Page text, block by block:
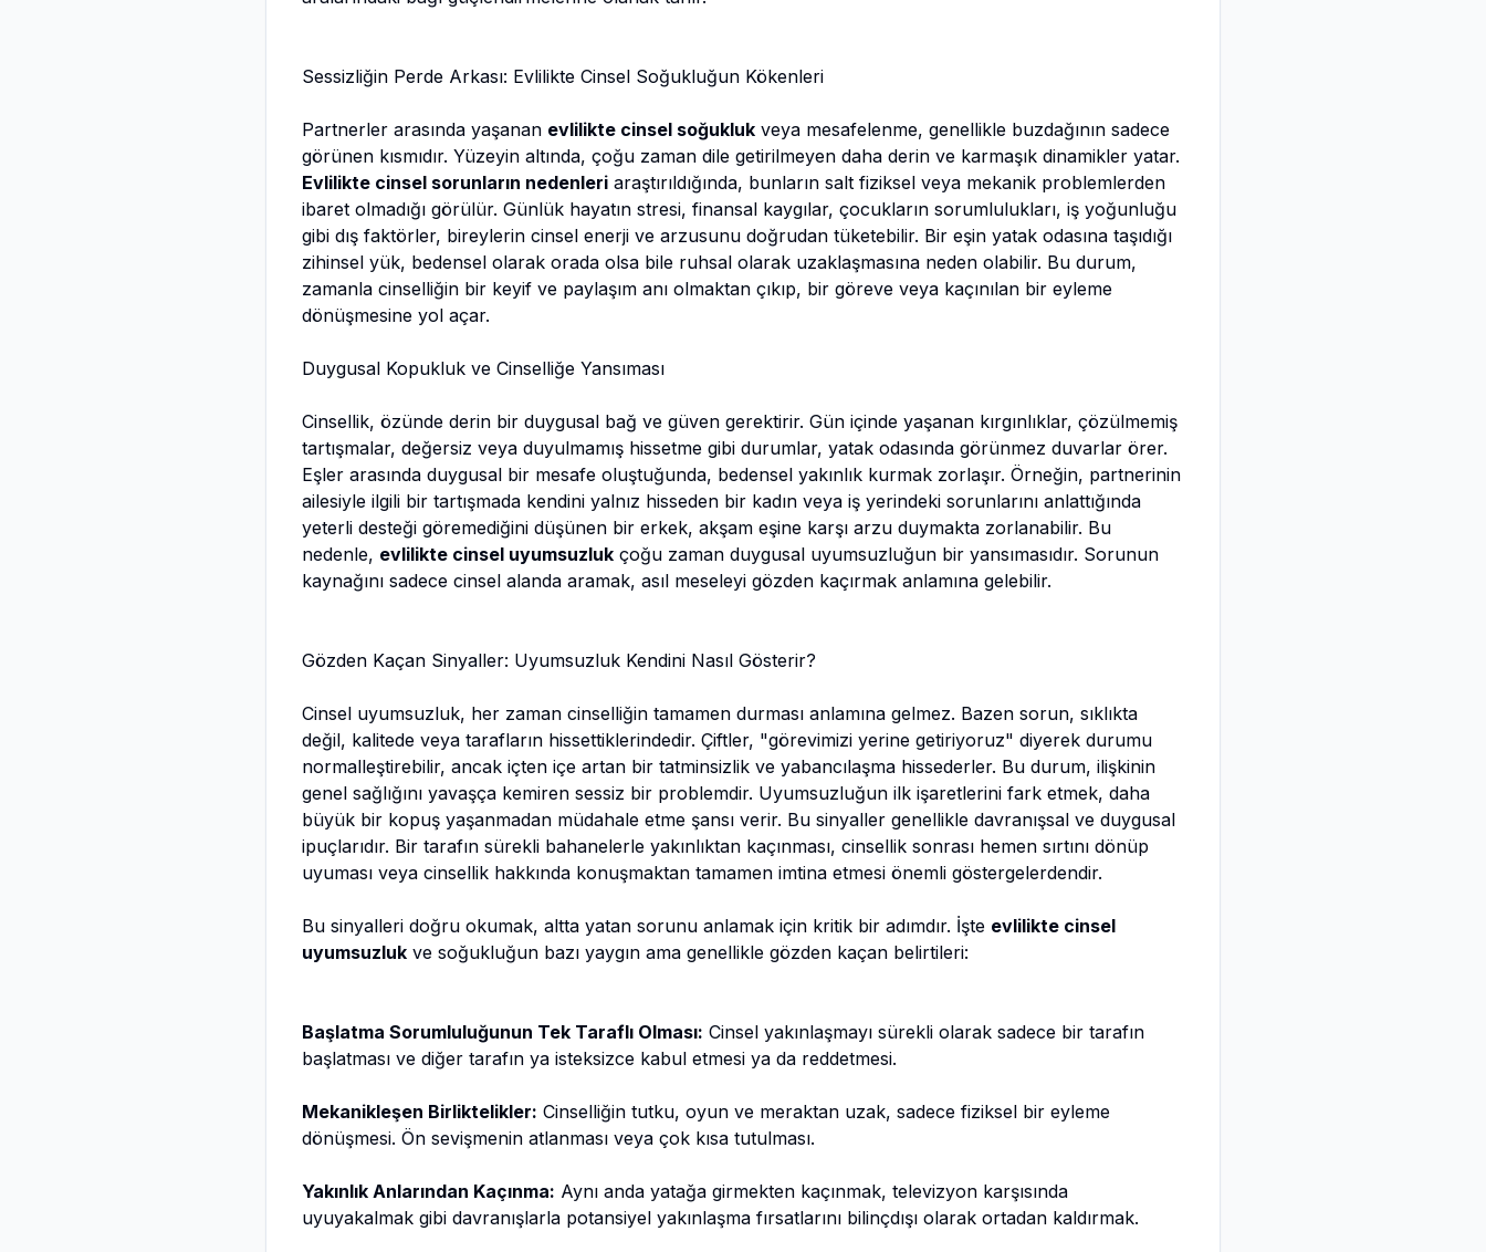
Sessizliğin Perde Arkası: Evlilikte Cinsel Soğukluğun Kökenleri
Partnerler arasında yaşanan evlilikte cinsel soğukluk veya mesafelenme, genellikle buzdağının sadece
görünen kısmıdır. Yüzeyin altında, çoğu zaman dile getirilmeyen daha derin ve karmaşık dinamikler yatar.
Evlilikte cinsel sorunların nedenleri araştırıldığında, bunların salt fiziksel veya mekanik problemlerden
ibaret olmadığı görülür. Günlük hayatın stresi, finansal kaygılar, çocukların sorumlulukları, iş yoğunluğu
gibi dış faktörler, bireylerin cinsel enerji ve arzusunu doğrudan tüketebilir. Bir eşin yatak odasına taşıdığı
zihinsel yük, bedensel olarak orada olsa bile ruhsal olarak uzaklaşmasına neden olabilir. Bu durum,
zamanla cinselliğin bir keyif ve paylaşım anı olmaktan çıkıp, bir göreve veya kaçınılan bir eyleme
dönüşmesine yol açar.
Duygusal Kopukluk ve Cinselliğe Yansıması
Cinsellik, özünde derin bir duygusal bağ ve güven gerektirir. Gün içinde yaşanan kırgınlıklar, çözülmemiş
tartışmalar, değersiz veya duyulmamış hissetme gibi durumlar, yatak odasında görünmez duvarlar örer.
Eşler arasında duygusal bir mesafe oluştuğunda, bedensel yakınlık kurmak zorlaşır. Örneğin, partnerinin
ailesiyle ilgili bir tartışmada kendini yalnız hisseden bir kadın veya iş yerindeki sorunlarını anlattığında
yeterli desteği göremediğini düşünen bir erkek, akşam eşine karşı arzu duymakta zorlanabilir. Bu
nedenle, evlilikte cinsel uyumsuzluk çoğu zaman duygusal uyumsuzluğun bir yansımasıdır. Sorunun
kaynağını sadece cinsel alanda aramak, asıl meseleyi gözden kaçırmak anlamına gelebilir.
Gözden Kaçan Sinyaller: Uyumsuzluk Kendini Nasıl Gösterir?
Cinsel uyumsuzluk, her zaman cinselliğin tamamen durması anlamına gelmez. Bazen sorun, sıklıkta
değil, kalitede veya tarafların hissettiklerindedir. Çiftler, "görevimizi yerine getiriyoruz" diyerek durumu
normalleştirebilir, ancak içten içe artan bir tatminsizlik ve yabancılaşma hissederler. Bu durum, ilişkinin
genel sağlığını yavaşça kemiren sessiz bir problemdir. Uyumsuzluğun ilk işaretlerini fark etmek, daha
büyük bir kopuş yaşanmadan müdahale etme şansı verir. Bu sinyaller genellikle davranışsal ve duygusal
ipuçlarıdır. Bir tarafın sürekli bahanelerle yakınlıktan kaçınması, cinsellik sonrası hemen sırtını dönüp
uyuması veya cinsellik hakkında konuşmaktan tamamen imtina etmesi önemli göstergelerdendir.
Bu sinyalleri doğru okumak, altta yatan sorunu anlamak için kritik bir adımdır. İşte evlilikte cinsel
uyumsuzluk ve soğukluğun bazı yaygın ama genellikle gözden kaçan belirtileri:
Başlatma Sorumluluğunun Tek Taraflı Olması: Cinsel yakınlaşmayı sürekli olarak sadece bir tarafın
başlatması ve diğer tarafın ya isteksizce kabul etmesi ya da reddetmesi.
Mekanikleşen Birliktelikler: Cinselliğin tutku, oyun ve meraktan uzak, sadece fiziksel bir eyleme
dönüşmesi. Ön sevişmenin atlanması veya çok kısa tutulması.
Yakınlık Anlarından Kaçınma: Aynı anda yatağa girmekten kaçınmak, televizyon karşısında
uyuyakalmak gibi davranışlarla potansiyel yakınlaşma fırsatlarını bilinçdışı olarak ortadan kaldırmak.